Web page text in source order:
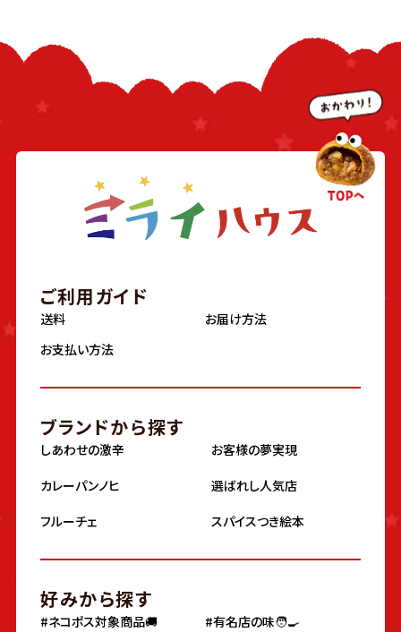
ご利用ガイド
送料
お届け方法
お支払い方法
ブランドから探す
しあわせの激辛
お客様の夢実現
カレーパンノヒ
選ばれし人気店
フルーチェ
スパイスつき絵本
好みから探す
#ネコポス対象商品🚚
#有名店の味🧑‍🍳